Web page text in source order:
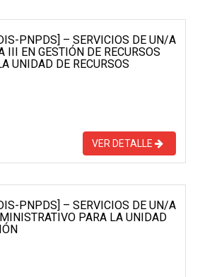
PNPDS] – SERVICIOS DE UN/A
III EN GESTIÓN DE RECURSOS
UNIDAD DE RECURSOS
VER DETALLE
PNPDS] – SERVICIOS DE UN/A
PARA LA UNIDAD